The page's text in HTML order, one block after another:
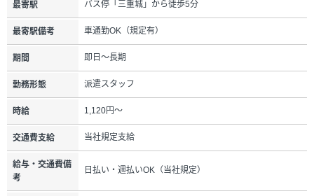
最寄駅 バス停「三重城」から徒歩5分
最寄駅備考 車通勤OK（規定有）
期間 即日～長期
勤務形態 派遣スタッフ
時給 1,120円～
交通費支給 当社規定支給
給与・交通費備
考
日払い・週払いOK（当社規定）